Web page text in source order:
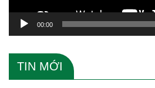
00:00
TIN MỚI